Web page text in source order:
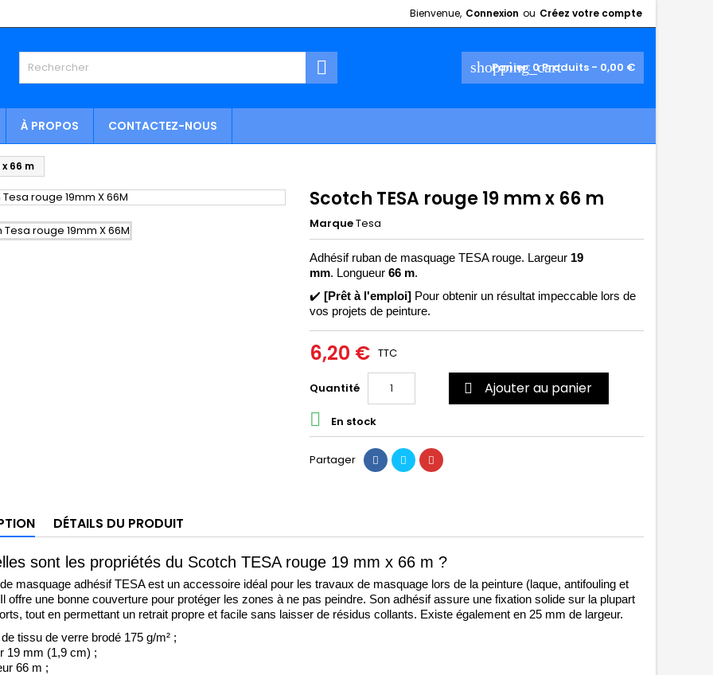
Bienvenue, Connexion ou Créez votre compte
shopping_cart
Panier: 0Produits - 0,00 €

À PROPOS CONTACTEZ-NOUS
66 m
Scotch TESA rouge 19 mm x 66 m
MarqueTesa
Adhésif ruban de masquage TESA rouge. Largeur 19
mm. Longueur 66 m.
✔️ [Prêt à l'emploi] Pour obtenir un résultat impeccable lors de
vos projets de peinture.
6,20 € TTC
Quantité  Ajouter au panier
 En stock
Partager
DÉTAILS DU PRODUIT
sont les propriétés du Scotch TESA rouge 19 mm x 66 m ?
masquage adhésif TESA est un accessoire idéal pour les travaux de masquage lors de la peinture (laque, antifouling et
offre une bonne couverture pour protéger les zones à ne pas peindre. Son adhésif assure une fixation solide sur la plupart
tout en permettant un retrait propre et facile sans laisser de résidus collants. Existe également en 25 mm de largeur.
tissu de verre brodé 175 g/m² ;
19 mm (1,9 cm) ;
66 m ;